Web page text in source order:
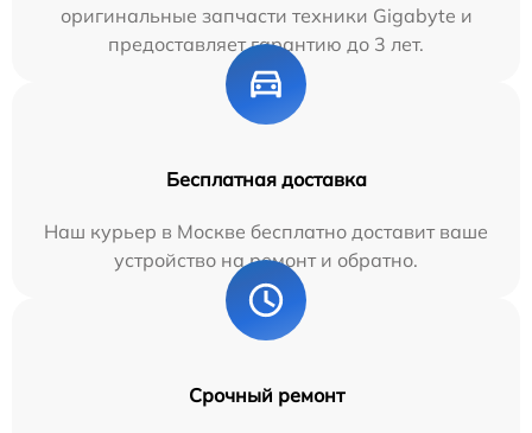
оригинальные запчасти техники Gigabyte и
предоставляет гарантию до 3 лет.
Бесплатная доставка
Наш курьер в Москве бесплатно доставит ваше
устройство на ремонт и обратно.
Срочный ремонт